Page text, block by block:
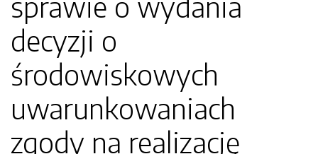
decyzji o
środowiskowych
uwarunkowaniach
zgody na realizację